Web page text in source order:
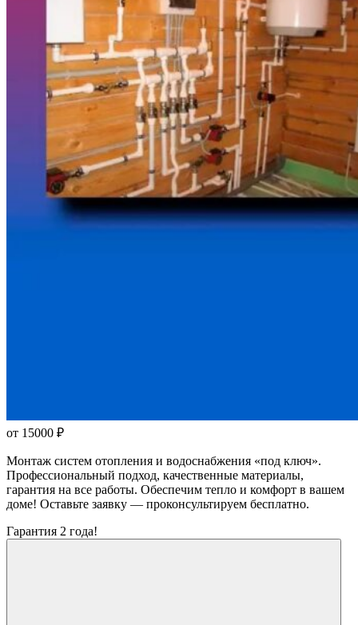
от 15000 ₽
Монтаж систем отопления и водоснабжения «под ключ».
Профессиональный подход, качественные материалы,
гарантия на все работы. Обеспечим тепло и комфорт в вашем
доме! Оставьте заявку — проконсультируем бесплатно.
Гарантия 2 года!